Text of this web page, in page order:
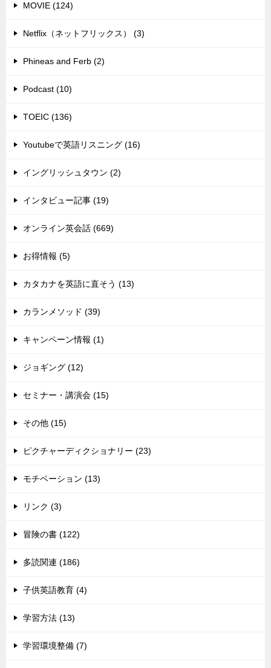
MOVIE (124)
Netflix（ネットフリックス） (3)
Phineas and Ferb (2)
Podcast (10)
TOEIC (136)
Youtubeで英語リスニング (16)
イングリッシュタウン (2)
インタビュー記事 (19)
オンライン英会話 (669)
お得情報 (5)
カタカナを英語に直そう (13)
カランメソッド (39)
キャンペーン情報 (1)
ジョギング (12)
セミナー・講演会 (15)
その他 (15)
ピクチャーディクショナリー (23)
モチベーション (13)
リンク (3)
冒険の書 (122)
多読関連 (186)
子供英語教育 (4)
学習方法 (13)
学習環境整備 (7)